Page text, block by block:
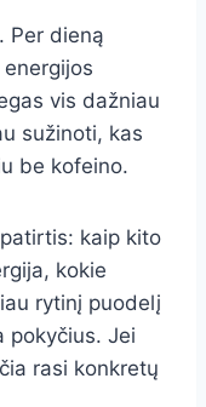
Per dieną
vis dažniau
sužinoti, kas
be kofeino.
kaip kito
kokie
rytinį puodelį
pokyčius. Jei
rasi konkretų